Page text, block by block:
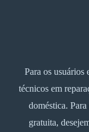
Para os usuários
técnicos em
doméstica.
gratuita,